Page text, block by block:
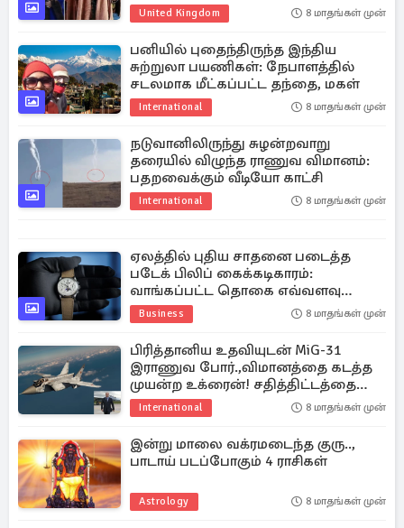
United Kingdom 8 மாதங்கள் முன்
பனியில் புதைந்திருந்த இந்திய
சுற்றுலா பயணிகள்: நேபாளத்தில்
சடலமாக மீட்கப்பட்ட தந்தை, மகள்
International 8 மாதங்கள் முன்
நடுவானிலிருந்து சுழன்றவாறு
தரையில் விழுந்த ராணுவ விமானம்:
பதறவைக்கும் வீடியோ காட்சி
International 8 மாதங்கள் முன்
ஏலத்தில் புதிய சாதனை படைத்த
படேக் பிலிப் கைக்கடிகாரம்:
வாங்கப்பட்ட தொகை எவ்வளவு
தெரியுமா?
Business 8 மாதங்கள் முன்
பிரித்தானிய உதவியுடன் MiG-31
இராணுவ போர்.,விமானத்தை கடத்த
முயன்ற உக்ரைன்! சதித்திட்டத்தை
முறியடித்த ரஷ்யா
International 8 மாதங்கள் முன்
இன்று மாலை வக்ரமடைந்த குரு..,
பாடாய் படப்போகும் 4 ராசிகள்
Astrology 8 மாதங்கள் முன்